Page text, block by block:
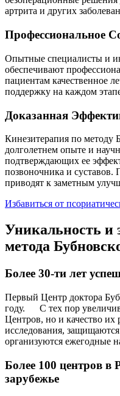
артрита и других
Профессиональное
Опытные специалисты и
обеспечивают
пациентам качественное
поддержку на каждом
Доказанная
Кинезитерапия по методу
долголетнем опыте и
подтверждающих ее
позвоночника и
приводят к заметным
Избавиться от
Уникальность и
метода
Более 30-ти лет
Первый Центр доктора
году. С тех пор
Центров, но и качество их
исследования,
организуются ежегодные
Более 100 центров в
зарубежье